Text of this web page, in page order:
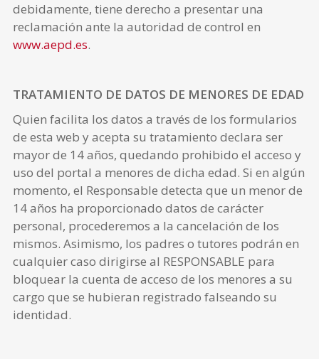
debidamente, tiene derecho a presentar una
reclamación ante la autoridad de control en
www.aepd.es.
TRATAMIENTO DE DATOS DE MENORES DE EDAD
Quien facilita los datos a través de los formularios
de esta web y acepta su tratamiento declara ser
mayor de 14 años, quedando prohibido el acceso y
uso del portal a menores de dicha edad. Si en algún
momento, el Responsable detecta que un menor de
14 años ha proporcionado datos de carácter
personal, procederemos a la cancelación de los
mismos. Asimismo, los padres o tutores podrán en
cualquier caso dirigirse al RESPONSABLE para
bloquear la cuenta de acceso de los menores a su
cargo que se hubieran registrado falseando su
identidad.